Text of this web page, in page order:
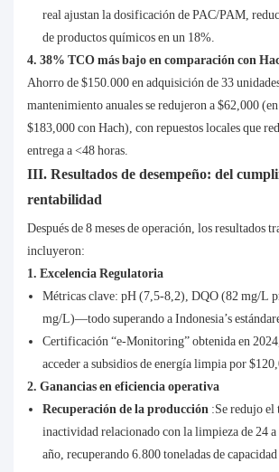
real ajustan la dosificación de PAC/PAM,
de productos químicos en un 18%.
4. 38% TCO más bajo en comparación con
Ahorro de $150.000 en adquisición de 33
mantenimiento anuales se redujeron a $62,000
$183,000 con Hach), con repuestos locales que
entrega a <48 horas.
III. Resultados de desempeño: del
rentabilidad
Después de 8 meses de operación, los resultados
incluyeron:
1. Excelencia Regulatoria
Métricas clave: pH (7,5-8,2), DQO (82 mg/L
mg/L)—todo superando a Indonesia’s
Certificación “e-Monitoring” obtenida en
acceder a subsidios de energía limpia por
2. Ganancias en eficiencia operativa
Recuperación de la producción :Se redujo el
inactividad relacionado con la limpieza de 24
año, recuperando 6.800 toneladas de